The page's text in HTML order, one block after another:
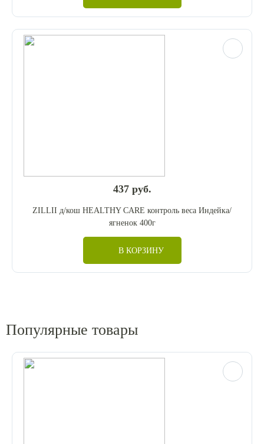
437 руб.
ZILLII д/кош HEALTHY CARE контроль веса Индейка/
ягненок 400г
В КОРЗИНУ
Популярные товары